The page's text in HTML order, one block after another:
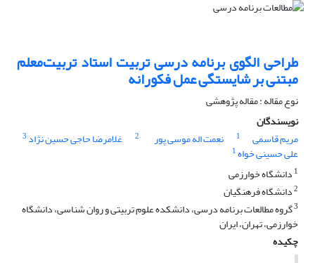
طراحی الگوی برنامه درسی تربیت استاد تربیت‌معلم
مبتنی بر شایستگی عمل فکورانه
نوع مقاله : مقاله پژوهشی
نویسندگان
مریم قاسمی
1 نعمت اله موسی پور 2 غلامرضا حاجی حسین نژاد 3
علی حسینی خواه1
1 دانشگاه خوارزمی
2دانشگاه فرهنگیان
3گروه مطالعات برنامه درسی، دانشکده علوم تربیتی و روان شناسی، دانشگاه
خوارزمی، تهران، ایران
چکیده